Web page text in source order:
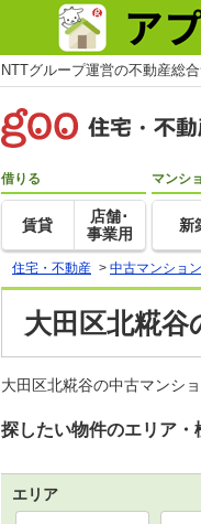
NTTグループ運営の不動産総
借りる
賃貸
店舗･
事業用
マンシ
新
住宅・不動産 > 中古マンション
大田区北糀
大田区北糀谷の中古マンシ
探したい物件のエリア
エリア